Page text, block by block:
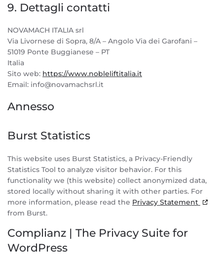
9. Dettagli contatti
NOVAMACH ITALIA srl
Via Livornese di Sopra, 8/A – Angolo Via dei Garofani –
51019 Ponte Buggianese – PT
Italia
Sito web: https://www.nobleliftitalia.it
Email: info@novamachsrl.it
Annesso
Burst Statistics
This website uses Burst Statistics, a Privacy-Friendly
Statistics Tool to analyze visitor behavior. For this
functionality we (this website) collect anonymized data,
stored locally without sharing it with other parties. For
more information, please read the Privacy Statement
from Burst.
Complianz | The Privacy Suite for
WordPress